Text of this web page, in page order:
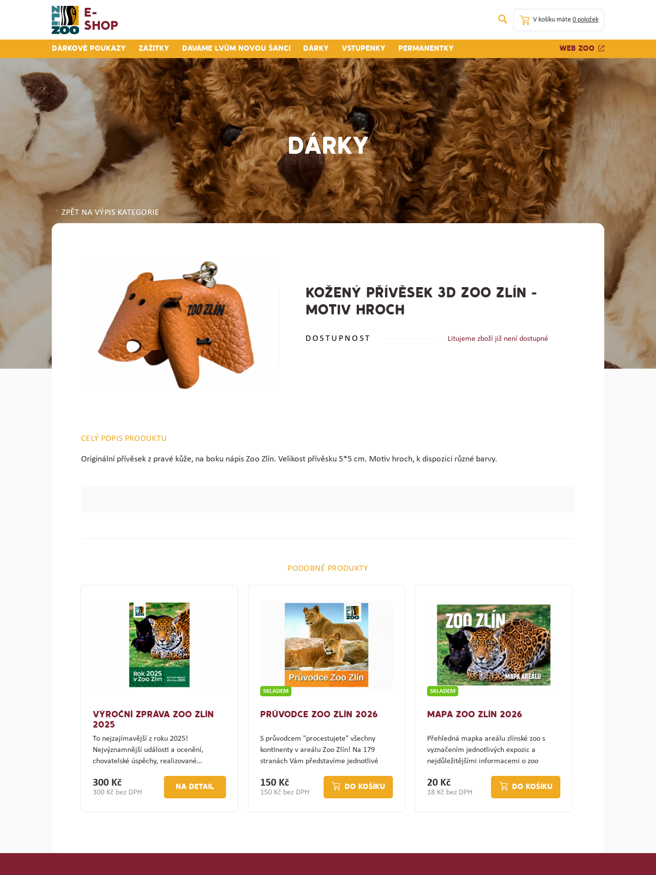
E-
Shop
V košíku máte 0 položek
Dárkové poukazy Zážitky Dáváme lvům novou šanci Dárky Vstupenky Permanentky Web zoo
DÁRKY
ZPĚT NA VÝPIS KATEGORIE
KOŽENÝ PŘÍVĚSEK 3D ZOO ZLÍN -
MOTIV HROCH
DOSTUPNOST Litujeme zboží již není dostupné
CELÝ POPIS PRODUKTU
Originální přívěsek z pravé kůže, na boku nápis Zoo Zlín. Velikost přívěsku 5*5 cm. Motiv hroch, k dispozici různé barvy.
PODOBNÉ PRODUKTY
VÝROČNÍ ZPRÁVA ZOO ZLÍN
2025
To nejzajímavější z roku 2025!
Nejvýznamnější události a ocenění,
chovatelské úspěchy, realizované…
300 Kč
300 Kč bez DPH
NA DETAIL
SKLADEM
PRŮVODCE ZOO ZLÍN 2026
S průvodcem "procestujete" všechny
kontinenty v areálu Zoo Zlín! Na 179
stranách Vám představíme jednotlivé
150 Kč
150 Kč bez DPH
DO KOŠÍKU
SKLADEM
MAPA ZOO ZLÍN 2026
Přehledná mapka areálu zlínské zoo s
vyznačením jednotlivých expozic a
nejdůležitějšími informacemi o zoo
20 Kč
18 Kč bez DPH
DO KOŠÍKU